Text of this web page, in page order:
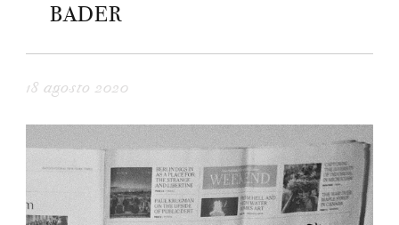
BADER
18 agosto 2020